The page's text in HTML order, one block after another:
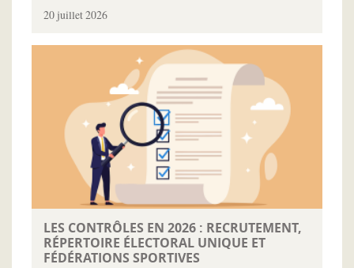
20 juillet 2026
LES CONTRÔLES EN 2026 : RECRUTEMENT,
RÉPERTOIRE ÉLECTORAL UNIQUE ET
FÉDÉRATIONS SPORTIVES